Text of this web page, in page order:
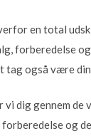
en total
forberedelse
tag også være
vi dig gennem
og